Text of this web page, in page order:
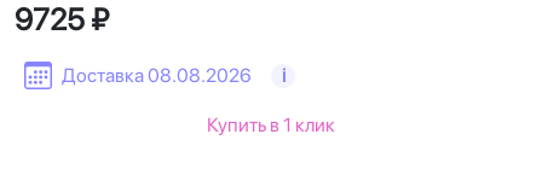
Доставка 08.08.2026 i
9725 ₽
Купить в 1 клик